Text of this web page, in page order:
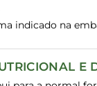
indicado na
E